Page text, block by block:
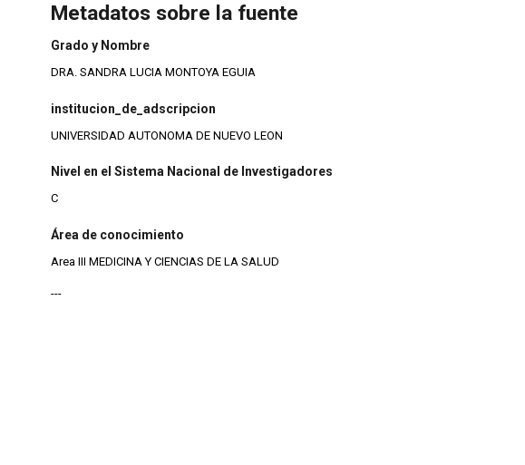
Metadatos sobre la fuente
Grado y Nombre
DRA. SANDRA LUCIA MONTOYA EGUIA
institucion_de_adscripcion
UNIVERSIDAD AUTONOMA DE NUEVO LEON
Nivel en el Sistema Nacional de Investigadores
C
Área de conocimiento
Area III MEDICINA Y CIENCIAS DE LA SALUD
---